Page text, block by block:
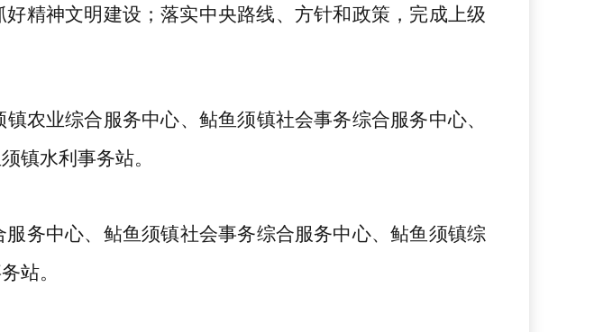
精神文明建设；落实中央路线、方针和政策，完成上级
镇农业综合服务中心、 鲇鱼须镇社会事务综合服务中心、
镇水利 事务站。
务中心、 鲇鱼须镇社会事务综合服务中心、鲇鱼须镇综
站。